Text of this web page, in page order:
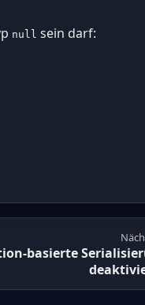
null sein darf:
basierte